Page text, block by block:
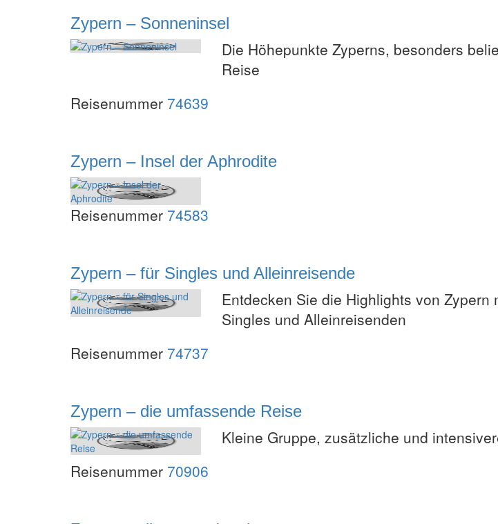
Zypern – Sonneninsel
Die Höhepunkte Zyperns, besonders
Reise
Reisenummer 74639
Zypern – Insel der Aphrodite
Reisenummer 74583
Zypern – für Singles und Alleinreisende
Entdecken Sie die Highlights von Zypern
Singles und Alleinreisenden
Reisenummer 74737
Zypern – die umfassende Reise
Kleine Gruppe, zusätzliche und
Reisenummer 70906